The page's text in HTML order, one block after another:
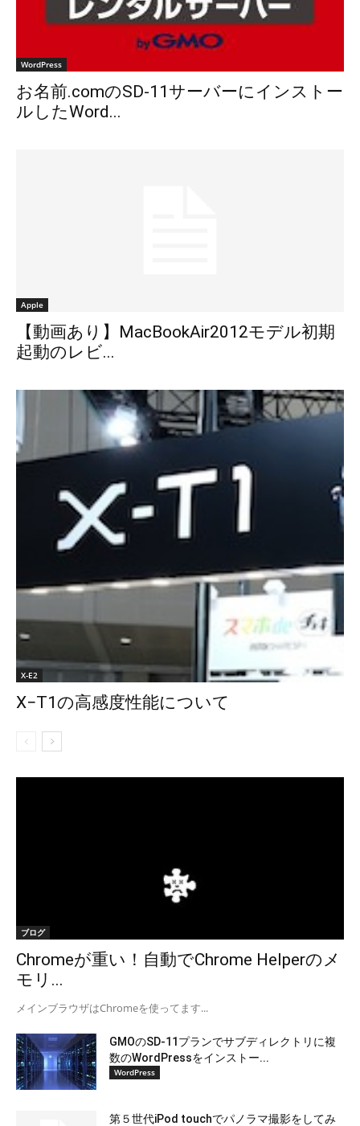
WordPress
お名前.comのSD-11サーバーにインストー
ルしたWord...
Apple
【動画あり】MacBookAir2012モデル初期
起動のレビ...
X-E2
X−T1の高感度性能について
ブログ
Chromeが重い！自動でChrome Helperのメ
モリ...
メインブラウザはChromeを使ってます...
GMOのSD-11プランでサブディレクトリに複
数のWordPressをインストー...
WordPress
第５世代iPod touchでパノラマ撮影をしてみ